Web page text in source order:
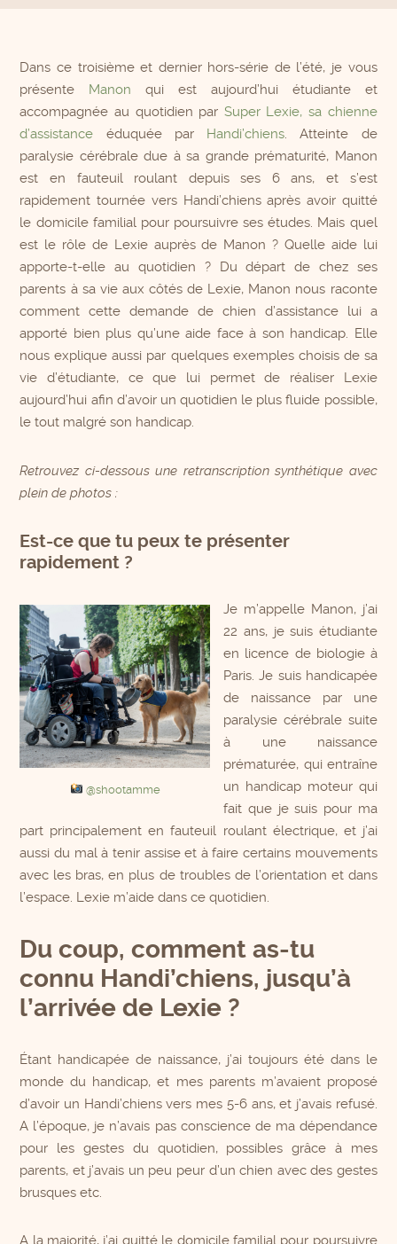
Dans ce troisième et dernier hors-série de l’été, je vous
présente Manon qui est aujourd’hui étudiante et
accompagnée au quotidien par Super Lexie, sa chienne
d’assistance éduquée par Handi’chiens. Atteinte de
paralysie cérébrale due à sa grande prématurité, Manon
est en fauteuil roulant depuis ses 6 ans, et s’est
rapidement tournée vers Handi’chiens après avoir quitté
le domicile familial pour poursuivre ses études. Mais quel
est le rôle de Lexie auprès de Manon ? Quelle aide lui
apporte-t-elle au quotidien ? Du départ de chez ses
parents à sa vie aux côtés de Lexie, Manon nous raconte
comment cette demande de chien d’assistance lui a
apporté bien plus qu’une aide face à son handicap. Elle
nous explique aussi par quelques exemples choisis de sa
vie d’étudiante, ce que lui permet de réaliser Lexie
aujourd’hui afin d’avoir un quotidien le plus fluide possible,
le tout malgré son handicap.
Retrouvez ci-dessous une retranscription synthétique avec
plein de photos :
Est-ce que tu peux te présenter
rapidement ?
@shootamme
Je m’appelle Manon, j’ai
22 ans, je suis étudiante
en licence de biologie à
Paris. Je suis handicapée
de naissance par une
paralysie cérébrale suite
à une naissance
prématurée, qui entraîne
un handicap moteur qui
fait que je suis pour ma
part principalement en fauteuil roulant électrique, et j’ai
aussi du mal à tenir assise et à faire certains mouvements
avec les bras, en plus de troubles de l’orientation et dans
l’espace. Lexie m’aide dans ce quotidien.
Du coup, comment as-tu
connu Handi’chiens, jusqu’à
l’arrivée de Lexie ?
Étant handicapée de naissance, j’ai toujours été dans le
monde du handicap, et mes parents m’avaient proposé
d’avoir un Handi’chiens vers mes 5-6 ans, et j’avais refusé.
A l’époque, je n’avais pas conscience de ma dépendance
pour les gestes du quotidien, possibles grâce à mes
parents, et j’avais un peu peur d’un chien avec des gestes
brusques etc.
A la majorité, j’ai quitté le domicile familial pour poursuivre